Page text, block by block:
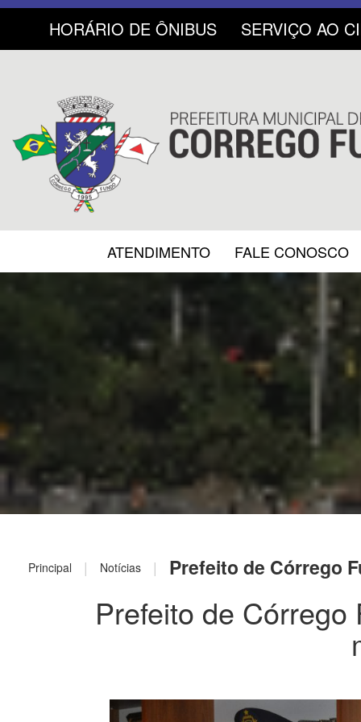
HORÁRIO DE ÔNIBUS SERVIÇO AO
ATENDIMENTO FALE CONOSCO
Principal | Notícias | Prefeito de Córrego
Prefeito de